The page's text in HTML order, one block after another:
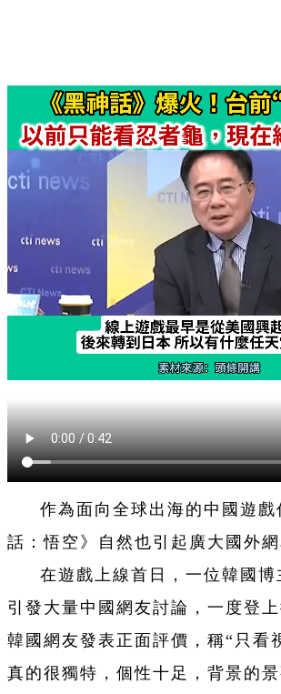
作為面向全球出海的中國 遊 戲
話：悟空》自然也引起廣大國外網
在遊 戲上線首日，一位韓國
引發大量中國網友討論，一度登
韓國網友發表正面評價，稱“只看
真的很獨特，個性十足，背景的